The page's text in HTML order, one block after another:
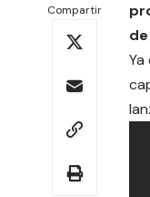
Compartir
Ya